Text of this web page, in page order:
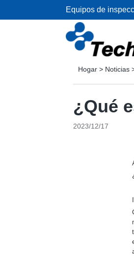
Equipos de
Hogar > Noticias
¿Qué
2023/12/17